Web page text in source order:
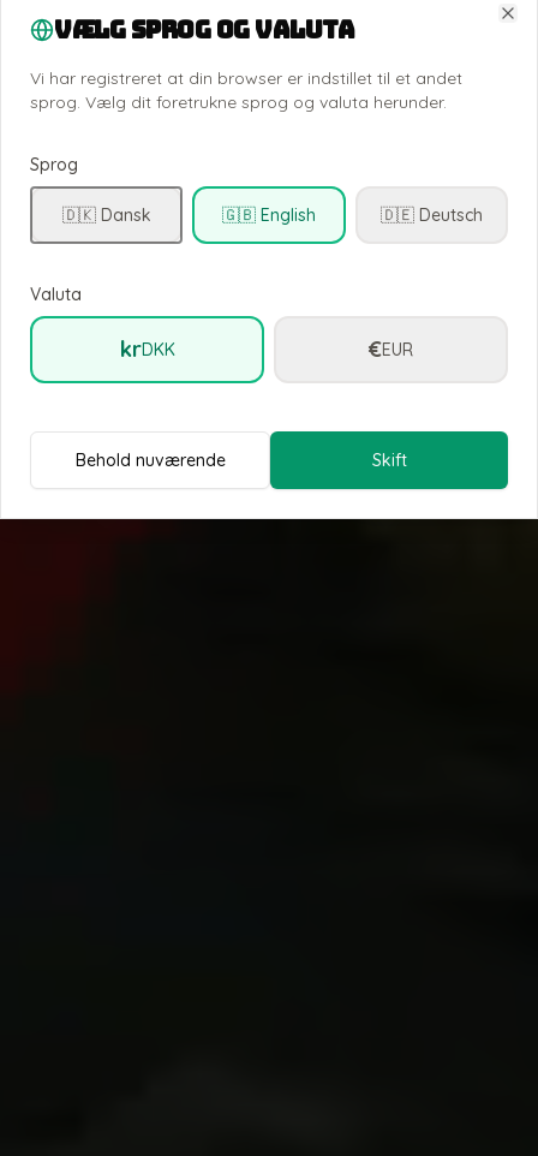
Vælg sprog og valuta
Vi har registreret at din browser er indstillet til et andet
sprog. Vælg dit foretrukne sprog og valuta herunder.
Sprog
🇩🇰 Dansk 🇬🇧 English 🇩🇪 Deutsch
Valuta
krDKK €EUR
Behold nuværende Skift